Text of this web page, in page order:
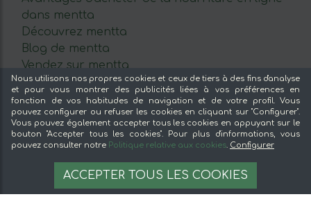
AJOUTER À LA LISTE
dans mentta
Découvrez mentta
Blog de mentta
Vendez sur mentta
Loyauté
Foire aux questions
Légal
Mentions légales
Conditions générales
Nous utilisons nos propres cookies et ceux de tiers à des fins d'analyse
et pour vous montrer des publicités liées à vos préférences en
fonction de vos habitudes de navigation et de votre profil. Vous
pouvez configurer ou refuser les cookies en cliquant sur "Configurer".
Vous pouvez également accepter tous les cookies en appuyant sur le
bouton "Accepter tous les cookies". Pour plus d'informations, vous
pouvez consulter notre Politique relative aux cookies. Configurer
ACCEPTER TOUS LES COOKIES